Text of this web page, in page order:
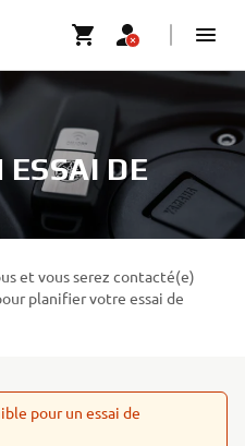
DE
et vous serez contacté(e)
planifier votre essai de
pour un essai de